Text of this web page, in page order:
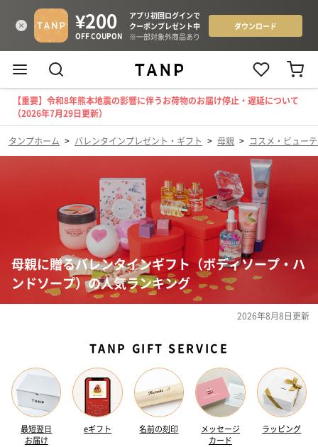
【重要】令和8年熊本地震の影響に伴うお荷物のお届け停止・遅延について
（2026年7月29日更新）
タンプホーム > バレンタインプレゼント・ギフト > 母親 > コスメ・ビュー
母親に贈るバレンタインギフト（ボディソープ・ハ
ンドソープ）の人気ランキング
2026年8月8日更新
TANP GIFT SERVICE
最短翌日
お届け
eギフト 名前の刻印
メッセージ
カード
ラッピング